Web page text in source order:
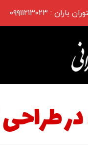
: ۰۹۹۱۱۲۱۳۰۲۳